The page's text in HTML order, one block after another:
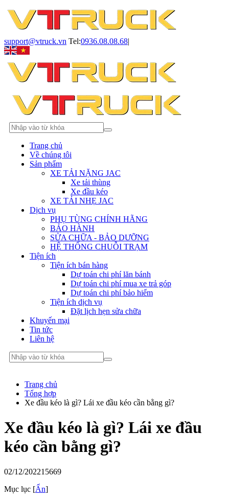
support@vtruck.vn Tel:0936.08.08.68|
Trang chủ
Về chúng tôi
Sản phẩm
XE TẢI NẶNG JAC
Xe tải thùng
Xe đầu kéo
XE TẢI NHẸ JAC
Dịch vụ
PHỤ TÙNG CHÍNH HÃNG
BẢO HÀNH
SỬA CHỮA - BẢO DƯỠNG
HỆ THỐNG CHUỖI TRẠM
Tiện ích
Tiện ích bán hàng
Dự toán chi phí lăn bánh
Dự toán chi phí mua xe trả góp
Dự toán chi phí bảo hiểm
Tiện ích dịch vụ
Đặt lịch hẹn sửa chữa
Khuyến mại
Tin tức
Liên hệ
Trang chủ
Tổng hợp
Xe đầu kéo là gì? Lái xe đầu kéo cần bằng gì?
Xe đầu kéo là gì? Lái xe đầu
kéo cần bằng gì?
02/12/202215669
Mục lục [Ẩn]